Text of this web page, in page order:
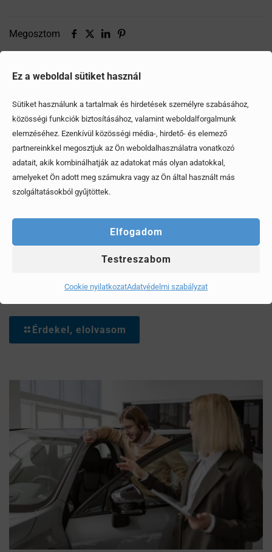
Ez a weboldal sütiket használ
Sütiket használunk a tartalmak és hirdetések személyre szabásához,
közösségi funkciók biztosításához, valamint weboldalforgalmunk
elemzéséhez. Ezenkívül közösségi média-, hirdető- és elemező
partnereinkkel megosztjuk az Ön weboldalhasználatra vonatkozó
adatait, akik kombinálhatják az adatokat más olyan adatokkal,
amelyeket Ön adott meg számukra vagy az Ön által használt más
szolgáltatásokból gyűjtöttek.
Elfogadom
Testreszabom
Cookie nyilatkozatAdatvédelmi szabályzat
Megosztom
Érdekel, elolvasom